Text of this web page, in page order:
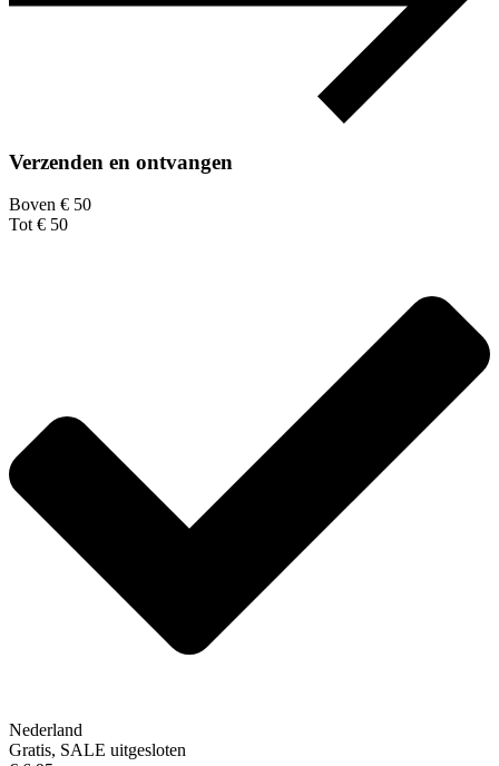
Verzenden en ontvangen
Boven € 50
Tot € 50
Nederland
Gratis, SALE uitgesloten